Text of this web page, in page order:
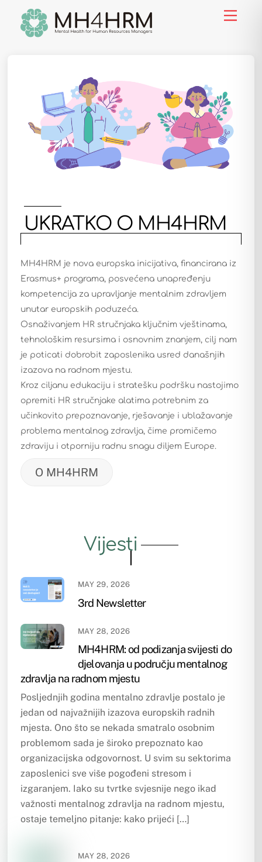
content
Menu
UKRATKO O MH4HRM
MH4HRM je nova europska inicijativa, financirana iz
Erasmus+ programa, posvećena unapređenju
kompetencija za upravljanje mentalnim zdravljem
unutar europskih poduzeća.
Osnaživanjem HR stručnjaka ključnim vještinama,
tehnološkim resursima i osnovnim znanjem, cilj nam
je poticati dobrobit zaposlenika usred današnjih
izazova na radnom mjestu.
Kroz ciljanu edukaciju i stratešku podršku nastojimo
opremiti HR stručnjake alatima potrebnim za
učinkovito prepoznavanje, rješavanje i ublažavanje
problema mentalnog zdravlja, čime promičemo
zdraviju i otporniju radnu snagu diljem Europe.
O MH4HRM
Vijesti
MAY 29, 2026
3rd Newsletter
MAY 28, 2026
MH4HRM: od podizanja svijesti do
djelovanja u području mentalnog
zdravlja na radnom mjestu
Posljednjih godina mentalno zdravlje postalo je
jedan od najvažnijih izazova europskih radnih
mjesta. Ono što se nekada smatralo osobnim
problemom sada je široko prepoznato kao
organizacijska odgovornost. U svim su sektorima
zaposlenici sve više pogođeni stresom i
izgaranjem. Iako su tvrtke svjesnije nego ikad
važnosti mentalnog zdravlja na radnom mjestu,
ostaje temeljno pitanje: kako prijeći […]
MAY 28, 2026